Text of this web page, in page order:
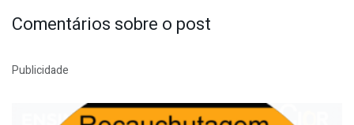
Comentários sobre o post
Publicidade